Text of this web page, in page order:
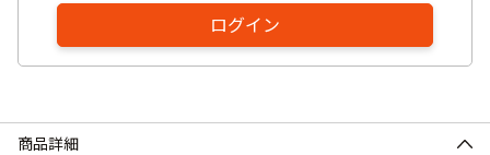
ログイン
商品詳細